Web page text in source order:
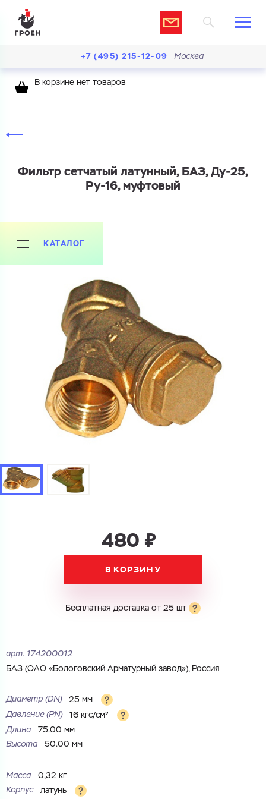
Купить как физ. лицо
Купить как юр. лицо
Имя
Номер телефона
Комментарий
Cоглашаюсь на обработку персональных данных
Номер телефона
Перечислите товары, которые вас интересуют
и укажите какую информацию вы хотите по ним
получить. Мы свяжемся с вами в ближайшее время.
Запросить КП
Запросить Счёт
Номер телефона
Электронная почта
МБ)
ГОТОВО
+7 (495) 215-12-09 Москва
В корзине нет товаров
Фильтр сетчатый латунный, БАЗ, Ду-25,
Ру-16, муфтовый
КАТАЛОГ
480 ₽
В КОРЗИНУ
Бесплатная доставка от 25 шт
арт. 174200012
БАЗ (ОАО «Бологовский Арматурный завод»), Россия
Диаметр (DN)
25 мм
Давление (РN)
16 кгс/см²
Длина
75.00 мм
Высота
50.00 мм
Масса
0,32 кг
Корпус
латунь